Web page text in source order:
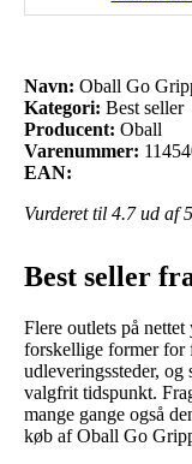
Navn: Oball Go
Kategori: Best seller
Producent: Oball
Varenummer:
EAN:
Vurderet til 4.7ud af
Best seller
Flere outlets på
forskellige former for
udleveringssteder, og
valgfrit tidspunkt.
mange gange også
køb af Oball Go